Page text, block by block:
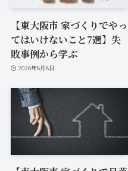
【東大阪市 家づくりでやっ
てはいけないこと7選】失
敗事例から学ぶ
2026年8月8日